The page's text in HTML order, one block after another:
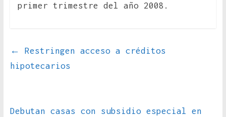
primer trimestre del año 2008.
←
Restringen acceso a créditos
hipotecarios
Debutan casas con subsidio especial en